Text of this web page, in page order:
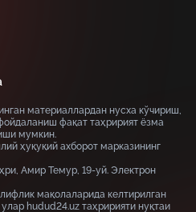
материаллардан нусха кўчириш,
фақат таҳририят ёзма
мумкин.
ҳуқуқий ахборот марказининг
Амир Темур, 19-уй. Электрон
мақолаларида келтирилган
hudud24.uz таҳририяти нуқтаи